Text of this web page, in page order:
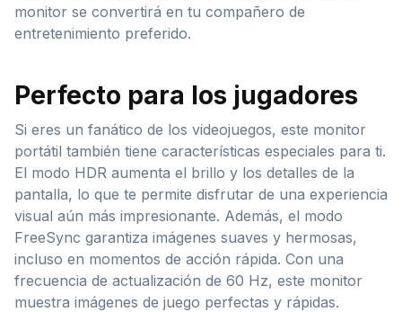
monitor se convertirá en tu compañero de
entretenimiento preferido.
Perfecto para los jugadores
Si eres un fanático de los videojuegos, este monitor
portátil también tiene características especiales para ti.
El modo HDR aumenta el brillo y los detalles de la
pantalla, lo que te permite disfrutar de una experiencia
visual aún más impresionante. Además, el modo
FreeSync garantiza imágenes suaves y hermosas,
incluso en momentos de acción rápida. Con una
frecuencia de actualización de 60 Hz, este monitor
muestra imágenes de juego perfectas y rápidas.